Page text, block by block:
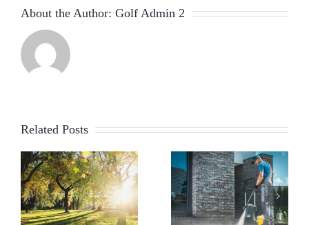
About the Author: Golf Admin 2
Related Posts
Pressure
Washing
Celebrity
Golfing